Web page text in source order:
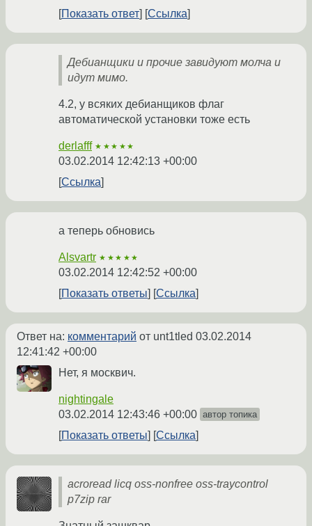
Показать ответ
Ссылка
Дебианщики и прочие завидуют молча и
идут мимо.
4.2, у всяких дебианщиков флаг
автоматической установки тоже есть
derlafff ★★★★★
03.02.2014 12:42:13 +00:00
Ссылка
а теперь обновись
Alsvartr ★★★★★
03.02.2014 12:42:52 +00:00
Показать ответы
Ссылка
Ответ на: комментарий от unt1tled 03.02.2014
12:41:42 +00:00
Нет, я москвич.
nightingale
03.02.2014 12:43:46 +00:00 автор топика
Показать ответы Ссылка
acroread licq oss-nonfree oss-traycontrol
p7zip rar